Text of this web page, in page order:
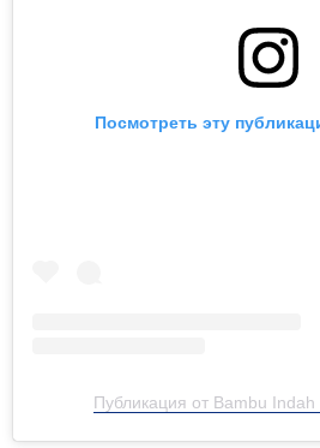
Посмотреть эту
Публикация от Bambu